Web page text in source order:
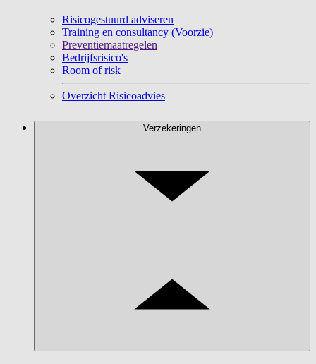
Risicogestuurd adviseren
Training en consultancy (Voorzie)
Preventiemaatregelen
Bedrijfsrisico's
Room of risk
Overzicht Risicoadvies
Verzekeringen